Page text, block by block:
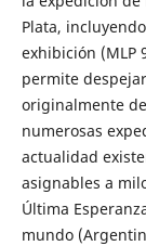
Plata,
exhibición (MLP
permite
originalmente
numerosas
actualidad
asignables a
Última
mundo